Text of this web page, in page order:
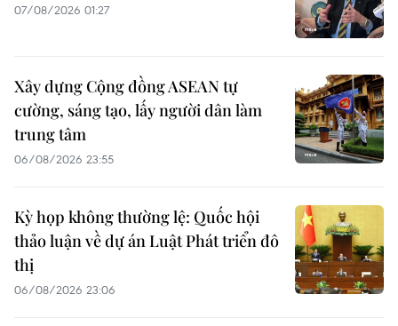
07/08/2026 01:27
Xây dựng Cộng đồng ASEAN tự
cường, sáng tạo, lấy người dân làm
trung tâm
06/08/2026 23:55
Kỳ họp không thường lệ: Quốc hội
thảo luận về dự án Luật Phát triển đô
thị
06/08/2026 23:06